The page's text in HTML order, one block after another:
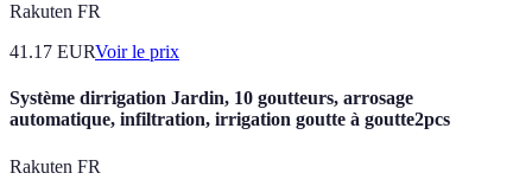
Rakuten FR
41.17 EURVoir le prix
Système dirrigation Jardin, 10 goutteurs, arrosage
automatique, infiltration, irrigation goutte à goutte2pcs
Rakuten FR